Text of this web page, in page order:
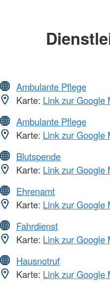
Ambulante Pflege
Karte: Link zur Google
Ambulante Pflege
Karte: Link zur Google
Blutspende
Karte: Link zur Google
Ehrenamt
Karte: Link zur Google
Fahrdienst
Karte: Link zur Google
Hausnotruf
Karte: Link zur Google